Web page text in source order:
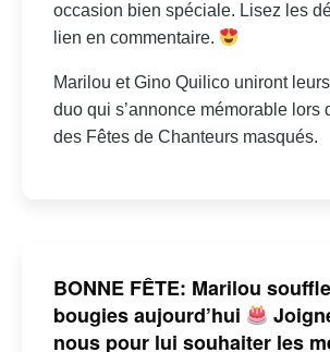
occasion bien spéciale. Lisez les
lien en commentaire.
Marilou et Gino Quilico uniront
duo qui s’annonce mémorable lors
des Fêtes de Chanteurs masqués.
BONNE FÊTE: Marilou
bougies aujourd’hui
nous pour lui souhaiter les